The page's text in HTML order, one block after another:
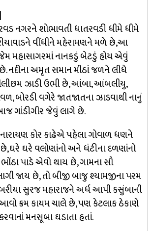
નગરને શોભાવતી ધાતરવડી ધીમે ધીમે
વીંધીને મહેરામણને મળે છે,આ
મહાસાગરમાં નાનકડું બેટડું હોય એવું
નદીના અમૃત સમાન મીઠાં જળને લીધે
ઝાડી ઉભી છે, આંબા, આંબલીયુ,
બોરડી વગેરે જાતજાતના ઝાડવાથી નાનું
ગાંડીગીર જેવું લાગે છે.
કોર કાઢેએ પહેલા ગોવાળ ધણને
ઘરે વલોણાંનો અને ધંટીના દળણાંનો
પાડે એવો થાય છે, ગામના સૌ
જાય છે, તો બીજી બાજુ શ્યામજીના પરમ
સુરજ મહારાજને અર્ધ આપી કસુંબાની
ક્રમ કાયમ ચાલે છે, પણ કેટલાક ઠેકાણે
મનસૂબા ઘડાતા હતાં.